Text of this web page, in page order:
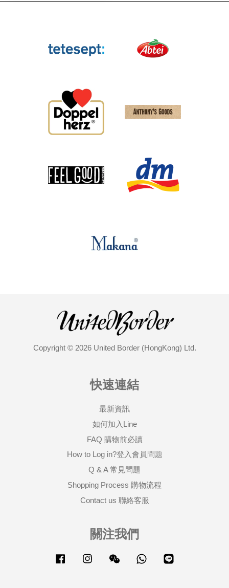
Copyright © 2026 United Border (HongKong) Ltd.
快速連結
最新資訊
如何加入Line
FAQ 購物前必讀
How to Log in?登入會員問題
Q & A 常見問題
Shopping Process 購物流程
Contact us 聯絡客服
關注我們
Facebook Instagram Wechat Whatsapp